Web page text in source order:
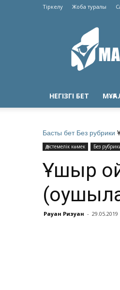
Тіркелу Жоба туралы
Martebe.kz
білім
сайты
НЕГІЗГІ БЕТ
Басты бет Без рубрики
Әдістемелік көмек Без
Ұшқыр
Рауан Ризуан - 29.05.2019